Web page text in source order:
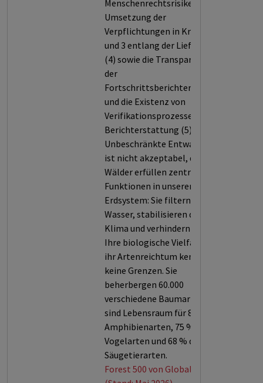
Menschenrechtsrisiken (3), die
Umsetzung der
Verpflichtungen in Kriterium 2
und 3 entlang der Lieferkette
(4) sowie die Transparenz bei
der
Fortschrittsberichterstattung
und die Existenz von
Verifikationsprozessen dieser
Berichterstattung (5).
Unbeschränkte Entwaldung
ist nicht akzeptabel, denn
Wälder erfüllen zentrale
Funktionen in unserem
Erdsystem: Sie filtern Luft und
Wasser, stabilisieren das
Klima und verhindern Erosion.
Ihre biologische Vielfalt und
ihr Artenreichtum kennen
keine Grenzen. Sie
beherbergen 60.000
verschiedene Baumarten und
sind Lebensraum für 80 % der
Amphibienarten, 75 % der
Vogelarten und 68 % der
Säugetierarten.
Forest 500 von Global Canopy